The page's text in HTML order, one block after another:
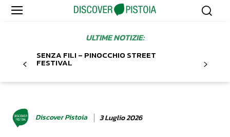
ULTIME NOTIZIE:
SENZA FILI – PINOCCHIO STREET
FESTIVAL
Discover Pistoia 3 Luglio 2026